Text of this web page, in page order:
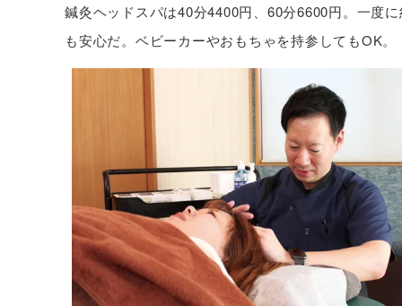
鍼灸ヘッドスパは40分4400円、60分6600円。一度
も安心だ。ベビーカーやおもちゃを持参してもOK。